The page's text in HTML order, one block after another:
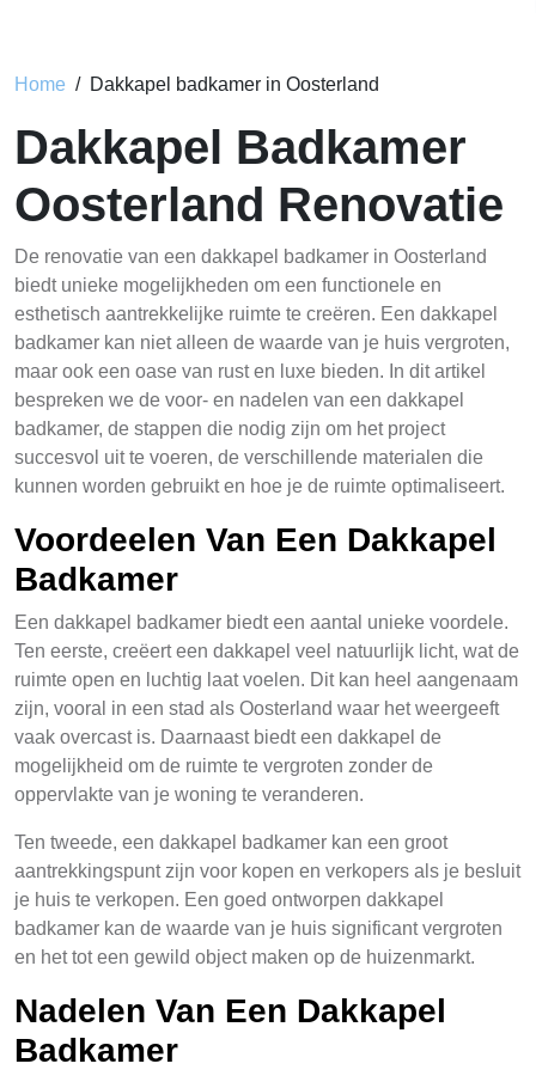
Home Dakkapel badkamer in Oosterland
Dakkapel Badkamer
Oosterland Renovatie
De renovatie van een dakkapel badkamer in Oosterland
biedt unieke mogelijkheden om een functionele en
esthetisch aantrekkelijke ruimte te creëren. Een dakkapel
badkamer kan niet alleen de waarde van je huis vergroten,
maar ook een oase van rust en luxe bieden. In dit artikel
bespreken we de voor- en nadelen van een dakkapel
badkamer, de stappen die nodig zijn om het project
succesvol uit te voeren, de verschillende materialen die
kunnen worden gebruikt en hoe je de ruimte optimaliseert.
Voordeelen Van Een Dakkapel
Badkamer
Een dakkapel badkamer biedt een aantal unieke voordele.
Ten eerste, creëert een dakkapel veel natuurlijk licht, wat de
ruimte open en luchtig laat voelen. Dit kan heel aangenaam
zijn, vooral in een stad als Oosterland waar het weergeeft
vaak overcast is. Daarnaast biedt een dakkapel de
mogelijkheid om de ruimte te vergroten zonder de
oppervlakte van je woning te veranderen.
Ten tweede, een dakkapel badkamer kan een groot
aantrekkingspunt zijn voor kopen en verkopers als je besluit
je huis te verkopen. Een goed ontworpen dakkapel
badkamer kan de waarde van je huis significant vergroten
en het tot een gewild object maken op de huizenmarkt.
Nadelen Van Een Dakkapel
Badkamer